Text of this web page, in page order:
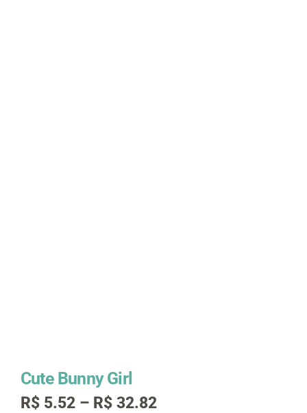
Cute Bunny Girl
R$ 5.52 – R$ 32.82Faixa